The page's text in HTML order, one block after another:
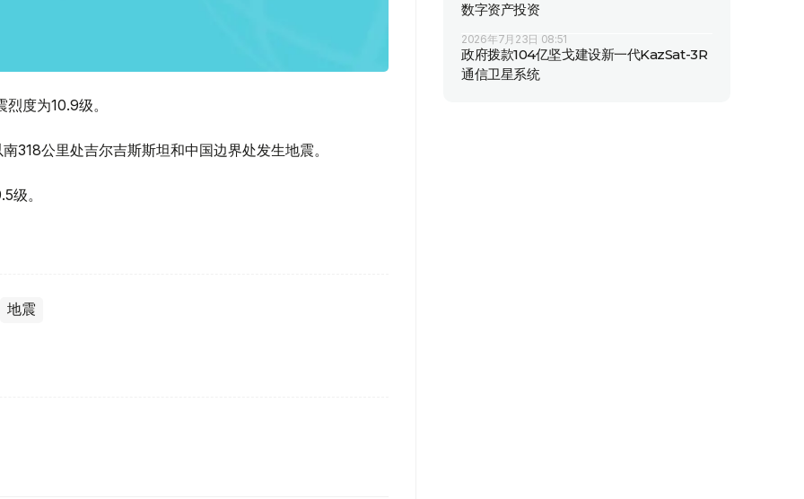
度为10.9级。
318公里处吉尔吉斯斯坦和中国边界处发生地震。
级。
地震
数字资产投资
2026年7月23日 08:51
政府拨款104亿坚戈建设新一代KazSat-3R
通信卫星系统